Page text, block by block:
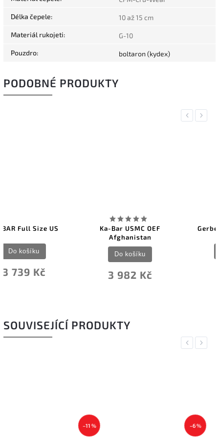
Délka čepele: 10 až 15 cm
Materiál rukojeti: G-10
Pouzdro: boltaron (kydex)
PODOBNÉ PRODUKTY
Previous
Ka-Bar USMC OEF
3 982 Kč
Gerber Freeman Guide
1 118 Kč
Next
SOUVISEJÍCÍ PRODUKTY
Previous
–6 % –6 %
Next